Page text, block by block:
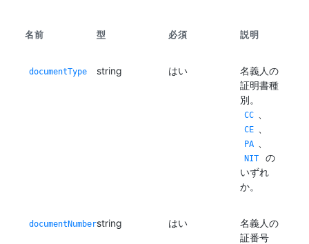
名前 型 必須 説明
documentType string はい
名義人の
証明書種
別。
CC
CE
PA
NIT
の
いずれ
か。
documentNumberstring はい
名義人の
証番号